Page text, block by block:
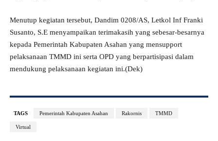
Menutup kegiatan tersebut, Dandim 0208/AS, Letkol Inf Franki
Susanto, S.E menyampaikan terimakasih yang sebesar-besarnya
kepada Pemerintah Kabupaten Asahan yang mensupport
pelaksanaan TMMD ini serta OPD yang berpartisipasi dalam
mendukung pelaksanaan kegiatan ini.(Dek)
TAGS Pemerintah Kabupaten Asahan Rakornis TMMD
Virtual